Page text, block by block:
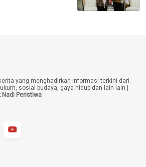
yang menghadirkan informasi terkini dari
sosial budaya, gaya hidup dan lain-lain |
Nadi Peristiwa